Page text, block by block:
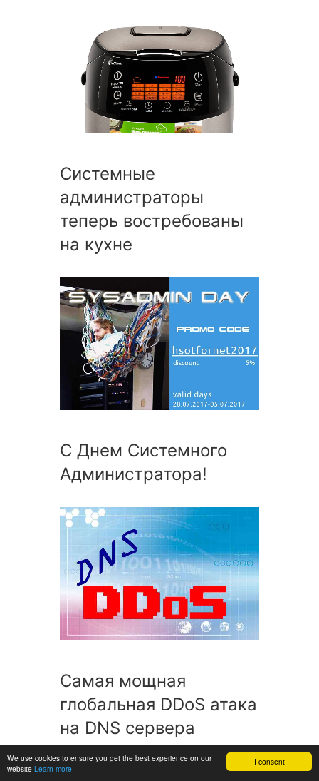
I consent
We use cookies to ensure you get the best experience on our
website Learn more
Системные
администраторы
теперь востребованы
на кухне
С Днем Системного
Администратора!
Cамая мощная
глобальная DDoS атака
на DNS сервера